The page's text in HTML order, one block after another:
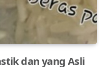
dan yang Asli